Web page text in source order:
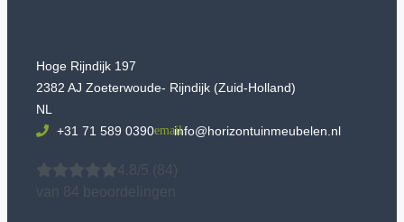
Hoge Rijndijk 197
2382 AJ Zoeterwoude- Rijndijk (Zuid-Holland)
NL
+31 71 589 0390
info@horizontuinmeubelen.nl
4.8/5
(84)
van 84 beoordelingen